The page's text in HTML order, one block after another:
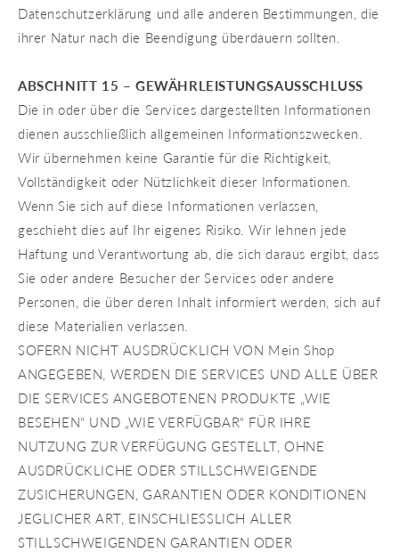
Datenschutzerklärung und alle anderen Bestimmungen, die
ihrer Natur nach die Beendigung überdauern sollten.
ABSCHNITT 15 – GEWÄHRLEISTUNGSAUSSCHLUSS
Die in oder über die Services dargestellten Informationen
dienen ausschließlich allgemeinen Informationszwecken.
Wir übernehmen keine Garantie für die Richtigkeit,
Vollständigkeit oder Nützlichkeit dieser Informationen.
Wenn Sie sich auf diese Informationen verlassen,
geschieht dies auf Ihr eigenes Risiko. Wir lehnen jede
Haftung und Verantwortung ab, die sich daraus ergibt, dass
Sie oder andere Besucher der Services oder andere
Personen, die über deren Inhalt informiert werden, sich auf
diese Materialien verlassen.
SOFERN NICHT AUSDRÜCKLICH VON Mein Shop
ANGEGEBEN, WERDEN DIE SERVICES UND ALLE ÜBER
DIE SERVICES ANGEBOTENEN PRODUKTE „WIE
BESEHEN“ UND „WIE VERFÜGBAR“ FÜR IHRE
NUTZUNG ZUR VERFÜGUNG GESTELLT, OHNE
AUSDRÜCKLICHE ODER STILLSCHWEIGENDE
ZUSICHERUNGEN, GARANTIEN ODER KONDITIONEN
JEGLICHER ART, EINSCHLIESSLICH ALLER
STILLSCHWEIGENDEN GARANTIEN ODER